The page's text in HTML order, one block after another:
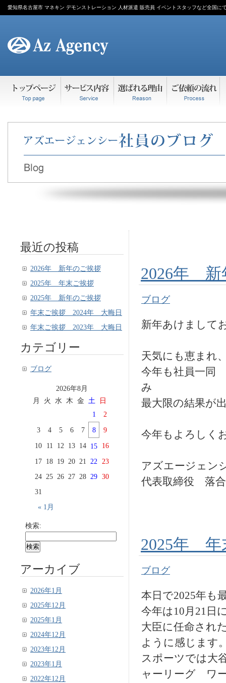
愛知県名古屋市 マネキン デモンストレーション 人材派遣 販売員 イベントスタッフなど全国に
2026年 新
ブログ
新年あけまして
天気にも恵まれ
今年も社員一
み
最大限の結果が
今年もよろしく
アズエージェン
代表取締役 落
2025年 年
ブログ
本日で2025年も
今年は10月21日
大臣に任命され
ように感じます
スポーツでは大
ャーリーグ ワ
最近の投稿
2026年 新年のご挨拶
2025年 年末ご挨拶
2025年 新年のご挨拶
年末ご挨拶 2024年 大晦日
年末ご挨拶 2023年 大晦日
カテゴリー
ブログ
2026年8月
月
火 水 木 金 土 日
« 1月
1
2
3
4 5 6 7 8
9
10
11 12 13 14 15
16
17 18 19 20 21 22
23
24 25 26 27 28 29 30
31
検索:
アーカイブ
2026年1月
2025年12月
2025年1月
2024年12月
2023年12月
2023年1月
2022年12月